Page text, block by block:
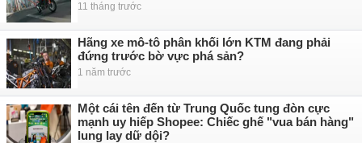
11 tháng trước
Hãng xe mô-tô phân khối lớn KTM đang phải
đứng trước bờ vực phá sản?
1 năm trước
Một cái tên đến từ Trung Quốc tung đòn cực
mạnh uy hiếp Shopee: Chiếc ghế "vua bán hàng"
lung lay dữ dội?